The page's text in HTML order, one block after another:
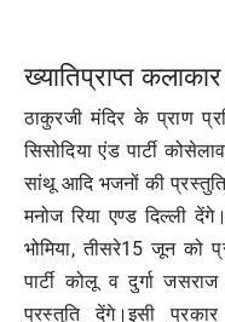
ख्यातिप्राप्त
ठाकुरजी मंदिर के प्राण
सिसोदिया एंड पार्टी
सांथू आदि भजनों की
मनोज रिया एण्ड दिल्ली
भोमिया, तीसरे15 जून को
पार्टी कोलू व दुर्गा
प्रस्तुति देंगे।इसी